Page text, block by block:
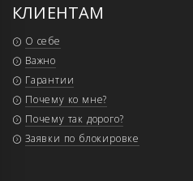
КЛИЕНТАМ
О себе
Важно
Гарантии
Почему ко мне?
Почему так дорого?
Заявки по блокировке